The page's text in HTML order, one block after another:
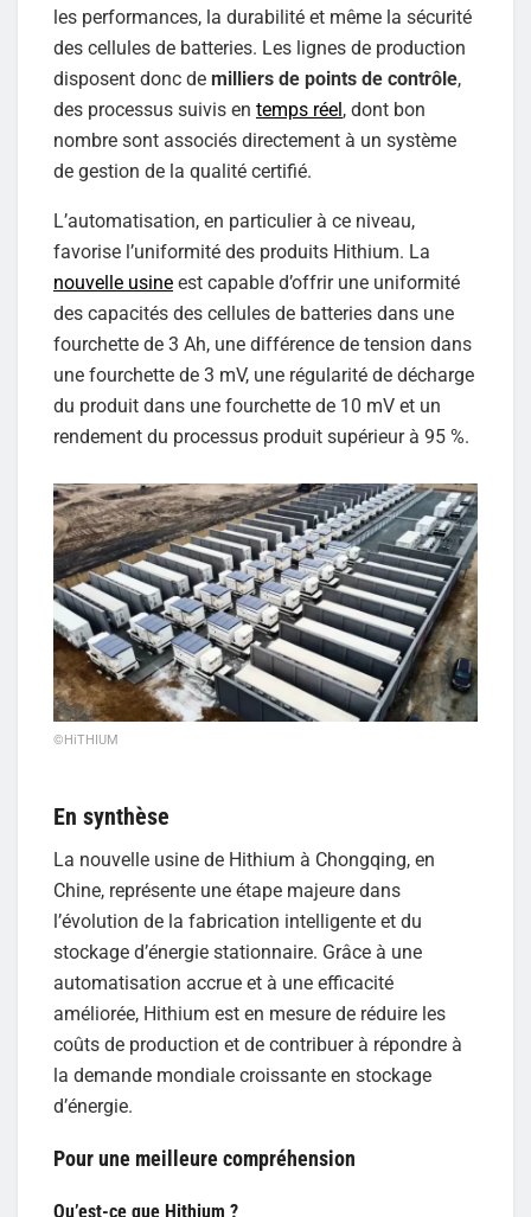
les performances, la durabilité et même la sécurité
des cellules de batteries. Les lignes de production
disposent donc de milliers de points de contrôle,
des processus suivis en temps réel, dont bon
nombre sont associés directement à un système
de gestion de la qualité certifié.
L’automatisation, en particulier à ce niveau,
favorise l’uniformité des produits Hithium. La
nouvelle usine est capable d’offrir une uniformité
des capacités des cellules de batteries dans une
fourchette de 3 Ah, une différence de tension dans
une fourchette de 3 mV, une régularité de décharge
du produit dans une fourchette de 10 mV et un
rendement du processus produit supérieur à 95 %.
©HiTHIUM
En synthèse
La nouvelle usine de Hithium à Chongqing, en
Chine, représente une étape majeure dans
l’évolution de la fabrication intelligente et du
stockage d’énergie stationnaire. Grâce à une
automatisation accrue et à une efficacité
améliorée, Hithium est en mesure de réduire les
coûts de production et de contribuer à répondre à
la demande mondiale croissante en stockage
d’énergie.
Pour une meilleure compréhension
Qu’est-ce que Hithium ?